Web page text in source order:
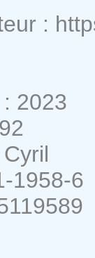
:
2023
1958-6